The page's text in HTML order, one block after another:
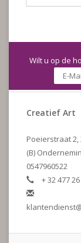
Wilt u op de
Creatief Art
Poeierstraat 2,
(B)
0547960522
+ 32 477